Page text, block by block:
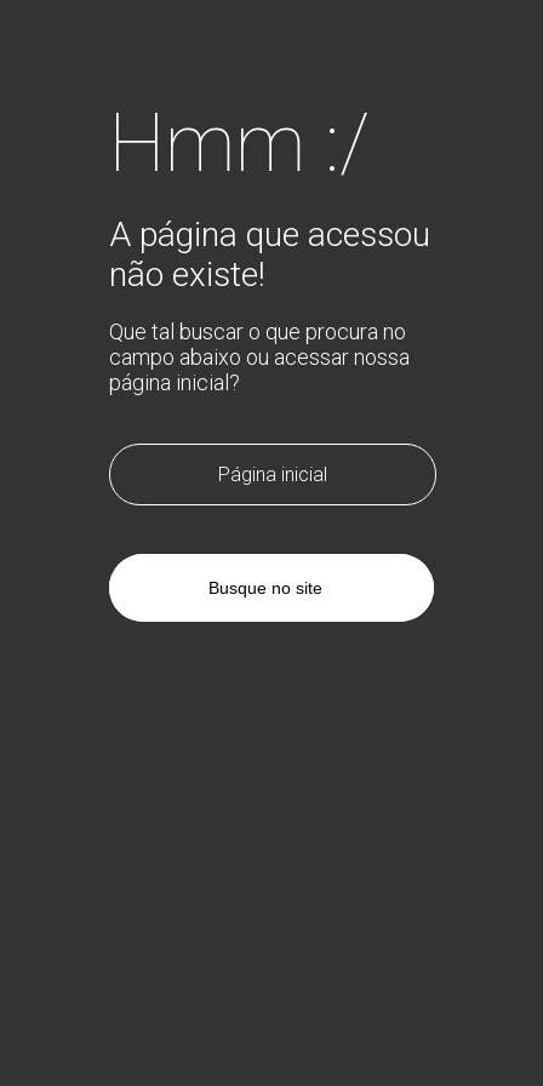
Hmm :/
A página que acessou
não existe!
Que tal buscar o que procura no
campo abaixo ou acessar nossa
página inicial?
Página inicial